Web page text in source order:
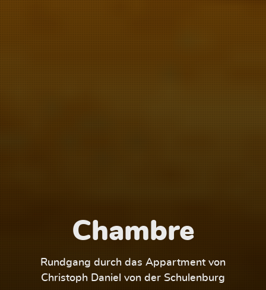
Chambre
Rundgang durch das Appartment von
Christoph Daniel von der Schulenburg